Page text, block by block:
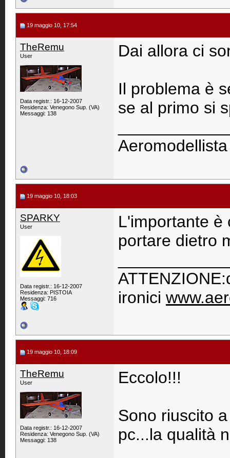
19 maggio 10, 17:54
TheRemu
User
Data registr.: 16-12-2007
Residenza: Venegono Sup. (VA)
Messaggi: 138
Dai allora ci
Il problema è
se al primo si
19 maggio 10, 18:03
SPARKY
User
Data registr.: 16-12-2007
Residenza: PISTOIA
Messaggi: 716
L'importante è
portare dietro
ironici
19 maggio 10, 18:09
TheRemu
User
Data registr.: 16-12-2007
Residenza: Venegono Sup. (VA)
Messaggi: 138
Eccolo!!!
Sono riuscito
pc...la qualità